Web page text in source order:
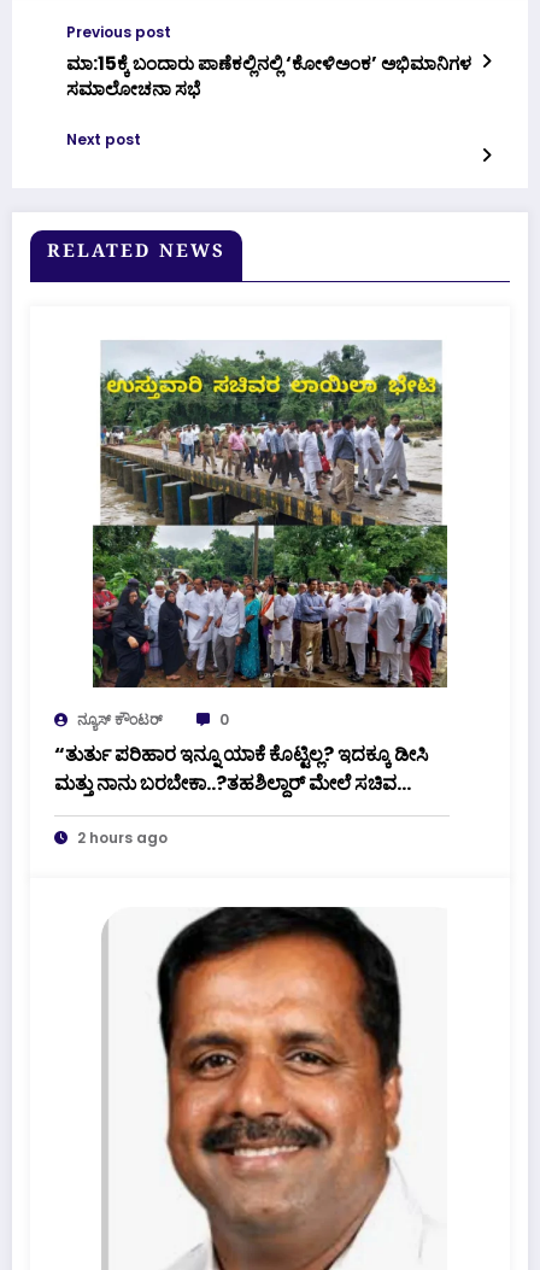
Previous post
ಮಾ:15ಕ್ಕೆ ಬಂದಾರು ಪಾಣೆಕಲ್ಲಿನಲ್ಲಿ ‘ಕೋಳಿಅಂಕ’ ಅಭಿಮಾನಿಗಳ
ಸಮಾಲೋಚನಾ ಸಭೆ
Next post
RELATED NEWS
ನ್ಯೂಸ್ ಕೌಂಟರ್ 0
“ತುರ್ತು ಪರಿಹಾರ ಇನ್ನೂ ಯಾಕೆ ಕೊಟ್ಟಿಲ್ಲ? ಇದಕ್ಕೂ ಡೀಸಿ
ಮತ್ತು ನಾನು ಬರಬೇಕಾ..?ತಹಶಿಲ್ದಾರ್ ಮೇಲೆ ಸಚಿವ
ಯು.ಟಿ. ಖಾದರ್ ಗರಂ!
2 hours ago